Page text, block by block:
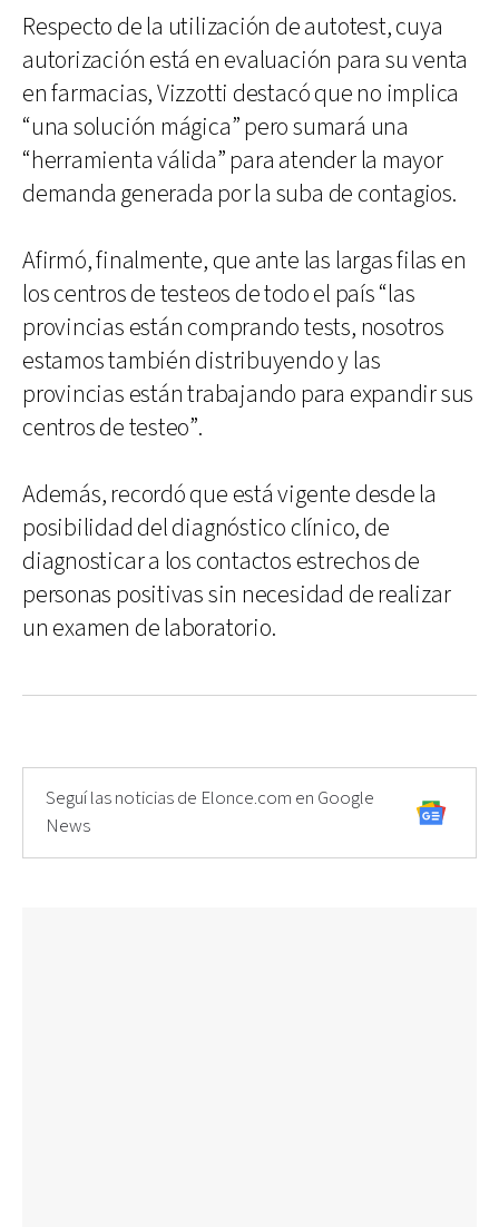
Respecto de la utilización de autotest, cuya
autorización está en evaluación para su venta
en farmacias, Vizzotti destacó que no implica
“una solución mágica” pero sumará una
“herramienta válida” para atender la mayor
demanda generada por la suba de contagios.
Afirmó, finalmente, que ante las largas filas en
los centros de testeos de todo el país “las
provincias están comprando tests, nosotros
estamos también distribuyendo y las
provincias están trabajando para expandir sus
centros de testeo”.
Además, recordó que está vigente desde la
posibilidad del diagnóstico clínico, de
diagnosticar a los contactos estrechos de
personas positivas sin necesidad de realizar
un examen de laboratorio.
Seguí las noticias de Elonce.com en Google
News